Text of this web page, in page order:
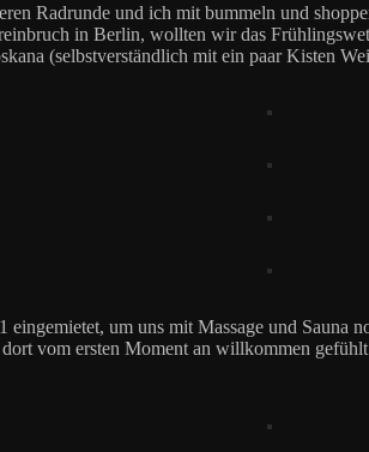
Radrunde und ich mit bummeln und
in Berlin, wollten wir das
(selbstverständlich mit ein paar Kisten
um uns mit Massage und Sauna
vom ersten Moment an willkommen